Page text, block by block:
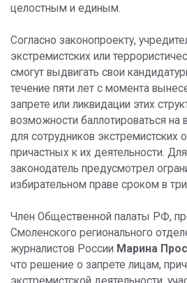
целостным и единым.
Согласно законопроекту,
экстремистских или
смогут выдвигать свои
течение пяти лет с момента
запрете или ликвидации этих
возможности баллотироваться на
для сотрудников экстремистских
причастных к их деятельности.
законодатель предусмотрел
избирательном праве сроком в
Член Общественной палаты РФ,
Смоленского регионального
журналистов России Марина
что решение о запрете лицам,